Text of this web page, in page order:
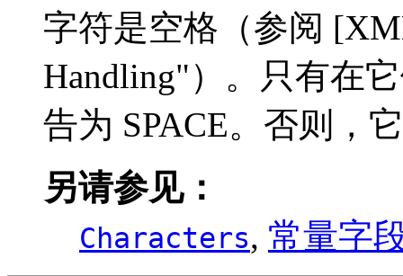
字符是空格（参阅
Handling"）。只有在
告为 SPACE。否则，
另请参见：
Characters, 常量字